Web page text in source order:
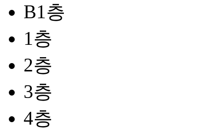
B1층
1층
2층
3층
4층